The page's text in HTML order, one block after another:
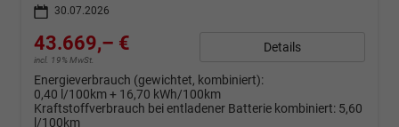
30.07.2026
43.669,– €
incl. 19% MwSt.
Details
Energieverbrauch (gewichtet, kombiniert):
0,40 l/100km + 16,70 kWh/100km
Kraftstoffverbrauch bei entladener Batterie kombiniert: 5,60
l/100km